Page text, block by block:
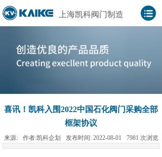
上海凯科阀门制造
喜讯！凯科入围2022中国石化阀门采购全部
框架协议
来源: 作者:凯科企划 发布时间: 2022-08-01 7981 次浏览